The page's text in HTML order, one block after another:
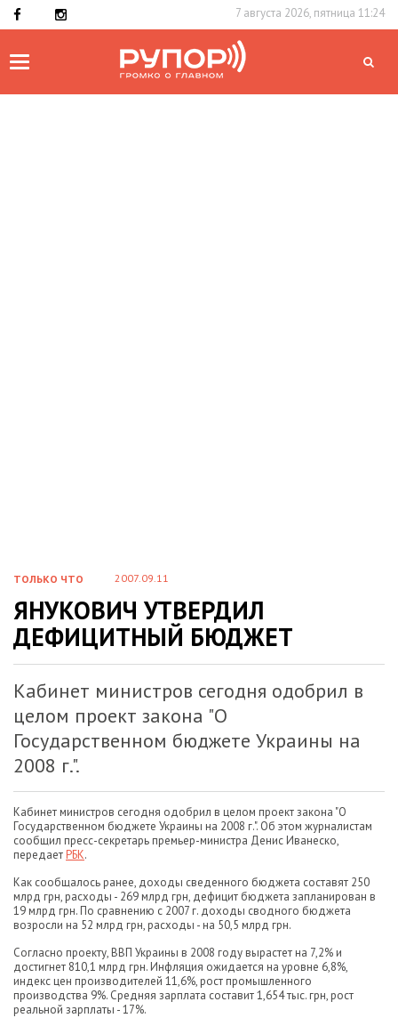
7 августа 2026, пятница 11:24
Toggle
ТОЛЬКО ЧТО 2007.09.11
ЯНУКОВИЧ УТВЕРДИЛ
ДЕФИЦИТНЫЙ БЮДЖЕТ
Кабинет министров сегодня одобрил в
целом проект закона "О
Государственном бюджете Украины на
2008 г.".
Кабинет министров сегодня одобрил в целом проект закона "О
Государственном бюджете Украины на 2008 г.". Об этом журналистам
сообщил пресс-секретарь премьер-министра Денис Иванеско,
передаетРБК.
Как сообщалось ранее, доходы сведенного бюджета составят 250
млрд грн, расходы - 269 млрд грн, дефицит бюджета запланирован в
19 млрд грн. По сравнению с 2007 г. доходы сводного бюджета
возросли на 52 млрд грн, расходы - на 50,5 млрд грн.
Согласно проекту, ВВП Украины в 2008 году вырастет на 7,2% и
достигнет 810,1 млрд грн. Инфляция ожидается на уровне 6,8%,
индекс цен производителей 11,6%, рост промышленного
производства 9%. Средняя зарплата составит 1,654 тыс. грн, рост
реальной зарплаты - 17%.